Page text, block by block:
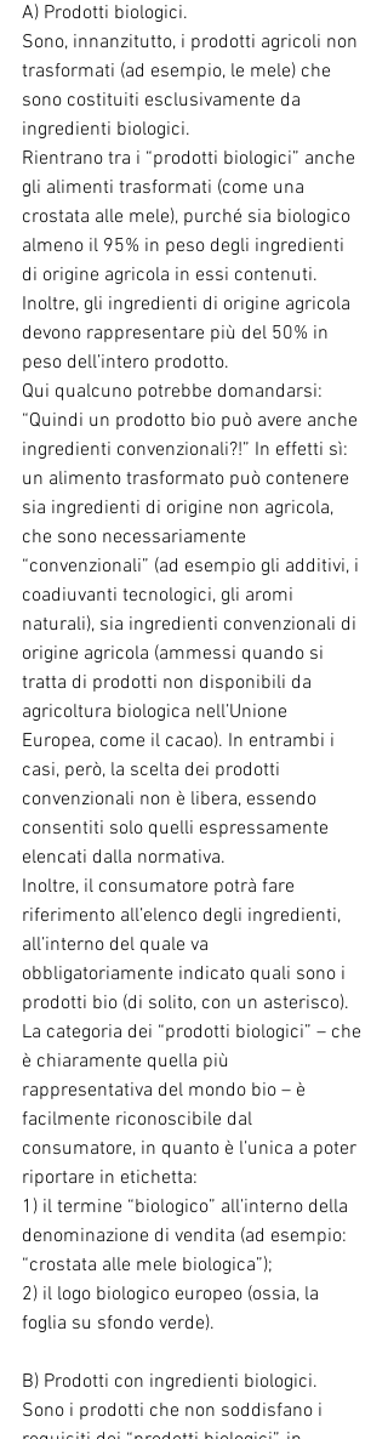
A) Prodotti biologici.
Sono, innanzitutto, i prodotti agricoli non
trasformati (ad esempio, le mele) che
sono costituiti esclusivamente da
ingredienti biologici.
Rientrano tra i “prodotti biologici” anche
gli alimenti trasformati (come una
crostata alle mele), purché sia biologico
almeno il 95% in peso degli ingredienti
di origine agricola in essi contenuti.
Inoltre, gli ingredienti di origine agricola
devono rappresentare più del 50% in
peso dell’intero prodotto.
Qui qualcuno potrebbe domandarsi:
“Quindi un prodotto bio può avere anche
ingredienti convenzionali?!” In effetti sì:
un alimento trasformato può contenere
sia ingredienti di origine non agricola,
che sono necessariamente
“convenzionali” (ad esempio gli additivi, i
coadiuvanti tecnologici, gli aromi
naturali), sia ingredienti convenzionali di
origine agricola (ammessi quando si
tratta di prodotti non disponibili da
agricoltura biologica nell’Unione
Europea, come il cacao). In entrambi i
casi, però, la scelta dei prodotti
convenzionali non è libera, essendo
consentiti solo quelli espressamente
elencati dalla normativa.
Inoltre, il consumatore potrà fare
riferimento all’elenco degli ingredienti,
all’interno del quale va
obbligatoriamente indicato quali sono i
prodotti bio (di solito, con un asterisco).
La categoria dei “prodotti biologici” – che
è chiaramente quella più
rappresentativa del mondo bio – è
facilmente riconoscibile dal
consumatore, in quanto è l’unica a poter
riportare in etichetta:
1) il termine “biologico” all’interno della
denominazione di vendita (ad esempio:
“crostata alle mele biologica”);
2) il logo biologico europeo (ossia, la
foglia su sfondo verde).
B) Prodotti con ingredienti biologici.
Sono i prodotti che non soddisfano i